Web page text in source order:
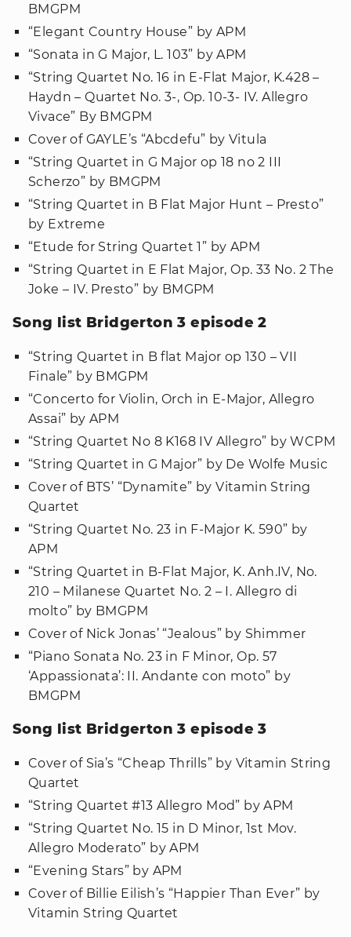
BMGPM
“Elegant Country House” by APM
“Sonata in G Major, L. 103” by APM
“String Quartet No. 16 in E-Flat Major, K.428 –
Haydn – Quartet No. 3-, Op. 10-3- IV. Allegro
Vivace” By BMGPM
Cover of GAYLE’s “Abcdefu” by Vitula
“String Quartet in G Major op 18 no 2 III
Scherzo” by BMGPM
“String Quartet in B Flat Major Hunt – Presto”
by Extreme
“Etude for String Quartet 1” by APM
“String Quartet in E Flat Major, Op. 33 No. 2 The
Joke – IV. Presto” by BMGPM
Song list Bridgerton 3 episode 2
“String Quartet in B flat Major op 130 – VII
Finale” by BMGPM
“Concerto for Violin, Orch in E-Major, Allegro
Assai” by APM
“String Quartet No 8 K168 IV Allegro” by WCPM
“String Quartet in G Major” by De Wolfe Music
Cover of BTS’ “Dynamite” by Vitamin String
Quartet
“String Quartet No. 23 in F-Major K. 590” by
APM
“String Quartet in B-Flat Major, K. Anh.IV, No.
210 – Milanese Quartet No. 2 – I. Allegro di
molto” by BMGPM
Cover of Nick Jonas’ “Jealous” by Shimmer
“Piano Sonata No. 23 in F Minor, Op. 57
‘Appassionata’: II. Andante con moto” by
BMGPM
Song list Bridgerton 3 episode 3
Cover of Sia’s “Cheap Thrills” by Vitamin String
Quartet
“String Quartet #13 Allegro Mod” by APM
“String Quartet No. 15 in D Minor, 1st Mov.
Allegro Moderato” by APM
“Evening Stars” by APM
Cover of Billie Eilish’s “Happier Than Ever” by
Vitamin String Quartet